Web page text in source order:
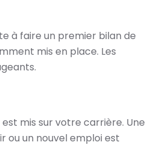
à faire un premier bilan de
mis en place. Les
mis sur votre carrière. Une
ou un nouvel emploi est